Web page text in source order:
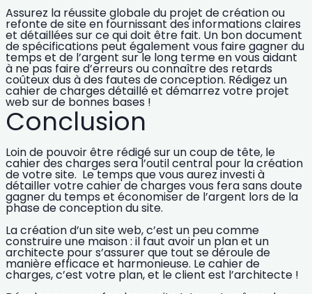
Assurez la réussite globale du projet de création ou
refonte de site en fournissant des informations claires
et détaillées sur ce qui doit être fait. Un bon document
de spécifications peut également vous faire gagner du
temps et de l’argent sur le long terme en vous aidant
à ne pas faire d’erreurs ou connaître des retards
coûteux dus à des fautes de conception. Rédigez un
cahier de charges détaillé et démarrez votre projet
web sur de bonnes bases !
Conclusion
Loin de pouvoir être rédigé sur un coup de tête, le
cahier des charges sera l’outil central pour la création
de votre site. Le temps que vous aurez investi à
détailler votre cahier de charges vous fera sans doute
gagner du temps et économiser de l’argent lors de la
phase de conception du site.
La création d’un site web, c’est un peu comme
construire une maison : il faut avoir un plan et un
architecte pour s’assurer que tout se déroule de
manière efficace et harmonieuse. Le cahier de
charges, c’est votre plan, et le client est l’architecte !